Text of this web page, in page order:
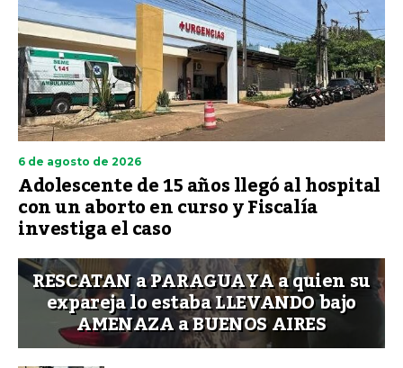
6 de agosto de 2026
Adolescente de 15 años llegó al hospital
con un aborto en curso y Fiscalía
investiga el caso
RESCATAN a PARAGUAYA a quien su
expareja lo estaba LLEVANDO bajo
AMENAZA a BUENOS AIRES